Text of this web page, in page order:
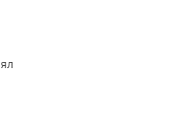
и художественной
с захватывающим
эмоциями
Бестселлер в красивой